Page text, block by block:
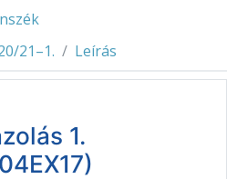
21–1.
Leírás
1.